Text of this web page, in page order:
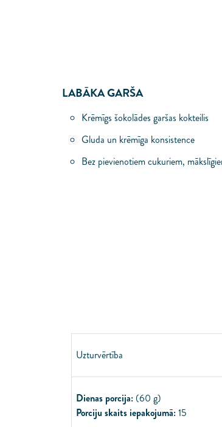
LABĀKA GARŠA
Krēmīgs šokolādes garšas kokteilis
Gluda un krēmīga konsistence
Bez pievienotiem cukuriem,
Uzturvērtība
Dienas porcija: (60 g)
Porciju skaits iepakojumā:15